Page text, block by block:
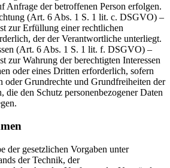
Anfrage der betroffenen Person erfolgen.
(Art. 6 Abs. 1 S. 1 lit. c. DSGVO) –
zur Erfüllung einer rechtlichen
der der Verantwortliche unterliegt.
(Art. 6 Abs. 1 S. 1 lit. f. DSGVO) –
zur Wahrung der berechtigten Interessen
oder eines Dritten erforderlich, sofern
oder Grundrechte und Grundfreiheiten der
die den Schutz personenbezogener Daten
der gesetzlichen Vorgaben unter
der Technik, der